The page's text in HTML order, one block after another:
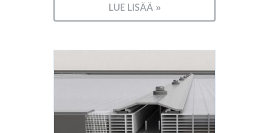
LUE LISÄÄ »